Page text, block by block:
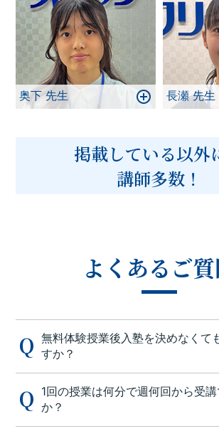
奥下 先生 長瀬 先生
掲載している以外
講師多数！
よくあるご
無料体験授業後入塾を決めなくて
すか？
1回の授業は何分で週何回から受
か？